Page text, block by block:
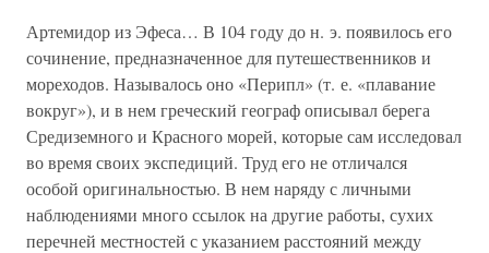
Артемидор из Эфеса… В 104 году до н. э. появилось его
сочинение, предназначенное для путешественников и
мореходов. Называлось оно «Перипл» (т. е. «плавание
вокруг»), и в нем греческий географ описывал берега
Средиземного и Красного морей, которые сам исследовал
во время своих экспедиций. Труд его не отличался
особой оригинальностью. В нем наряду с личными
наблюдениями много ссылок на другие работы, сухих
перечней местностей с указанием расстояний между